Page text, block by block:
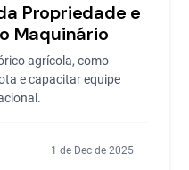
Propriedade e
Maquinário
agrícola, como
e capacitar equipe
1 de Dec de 2025